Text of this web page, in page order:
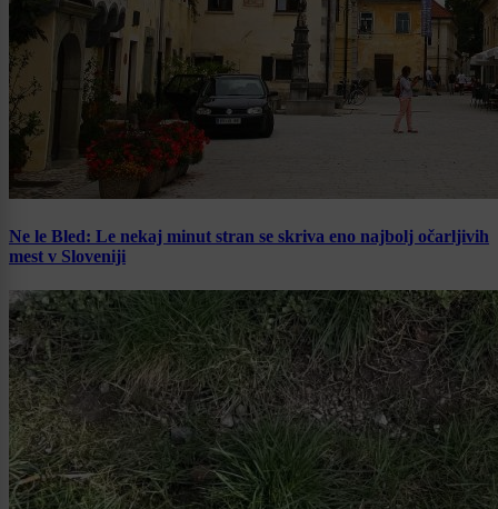
Ne le Bled: Le nekaj minut stran se skriva eno najbolj očarljivih
mest v Sloveniji